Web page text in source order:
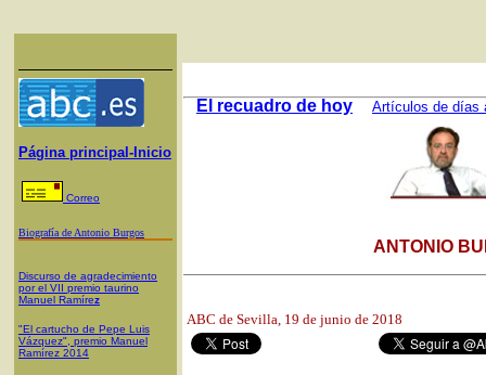
Página principal-Inicio
Correo
Biografía de Antonio Burgos
Discurso de agradecimiento
por el VII premio taurino
Manuel Ramírez
"El cartucho de Pepe Luis
Vázquez", premio Manuel
Ramírez 2014
El recuadro de hoy Artículos de días
ANTONIO
ABC de Sevilla, 19 de junio de 2018